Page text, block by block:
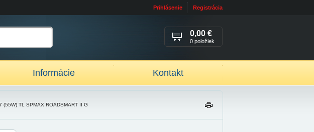
Prihlásenie Registrácia
Informácie Kontakt
0,00 €
0 položiek
(55W) TL SPMAX ROADSMART II G
IŤ